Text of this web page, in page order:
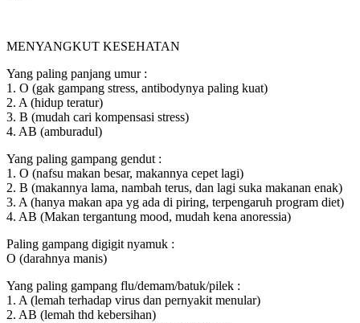
MENYANGKUT KESEHATAN
Yang paling panjang umur :
1. O (gak gampang stress, antibodynya paling kuat)
2. A (hidup teratur)
3. B (mudah cari kompensasi stress)
4. AB (amburadul)
Yang paling gampang gendut :
1. O (nafsu makan besar, makannya cepet lagi)
2. B (makannya lama, nambah terus, dan lagi suka makanan enak)
3. A (hanya makan apa yg ada di piring, terpengaruh program diet)
4. AB (Makan tergantung mood, mudah kena anoressia)
Paling gampang digigit nyamuk :
O (darahnya manis)
Yang paling gampang flu/demam/batuk/pilek :
1. A (lemah terhadap virus dan pernyakit menular)
2. AB (lemah thd kebersihan)